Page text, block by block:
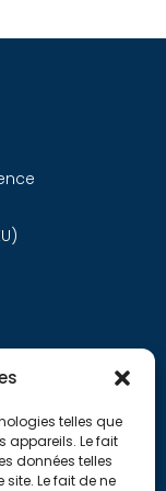
telles que
appareils. Le fait
données telles
Le fait de ne